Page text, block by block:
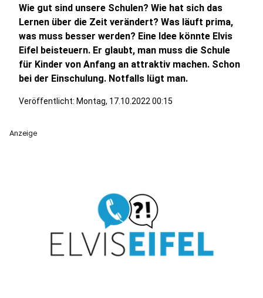
Wie gut sind unsere Schulen? Wie hat sich das
Lernen über die Zeit verändert? Was läuft prima,
was muss besser werden? Eine Idee könnte Elvis
Eifel beisteuern. Er glaubt, man muss die Schule
für Kinder von Anfang an attraktiv machen. Schon
bei der Einschulung. Notfalls lügt man.
Veröffentlicht: Montag, 17.10.2022 00:15
Anzeige